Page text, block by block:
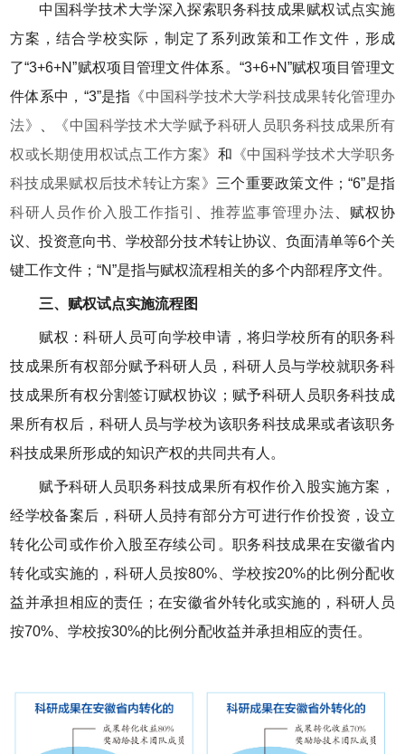
中国科学技术大学深入探索职务科技成果赋权试点实施
方案，结合学校实际，制定了系列政策和工作文件，形成
了“3+6+N”赋权项目管理文件体系。“3+6+N”赋权项目管理文
件体系中，“3”是指 《中国科学技术大学科技成果转化管理办
法》
《中国科学技术大学赋予科研人员职务科技成果所有
权或长期使用权试点工作方案》 和 《中国科学技术大学职务
科技成果赋权后技术转让方案》 三个重要政策文件；“6”是指
科研人员作价入股工作指引
、推荐监事管理办法 、赋权协
议、投资意向书、学校部分技术转让协议、负面清单等6个关
键工作文件；“N”是指与赋权流程相关的多个内部程序文件。
三、赋权试点实施流程图
赋权：科研人员可向学校申请，将归学校所有的职务科
技成果所有权部分赋予科研人员，科研人员与学校就职务科
技成果所有权分割签订赋权协议；赋予科研人员职务科技成
果所有权后，科研人员与学校为该职务科技成果或者该职务
科技成果所形成的知识产权的共同共有人。
赋予科研人员职务科技成果所有权作价入股实施方案，
经学校备案后，科研人员持有部分方可进行作价投资，设立
转化公司或作价入股至存续公司。职务科技成果在安徽省内
转化或实施的，科研人员按80%、学校按20%的比例分配收
益并承担相应的责任；在安徽省外转化或实施的，科研人员
按70%、学校按30%的比例分配收益并承担相应的责任。